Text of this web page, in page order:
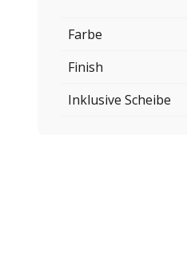
Farbe
Finish
Inklusive Scheibe